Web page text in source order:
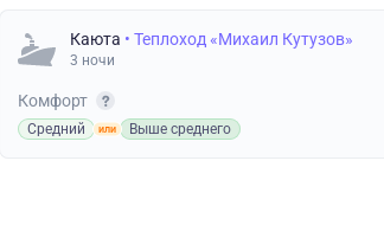
Каюта • Теплоход «Михаил Кутузов»
3 ночи
Комфорт
Средний Выше среднего